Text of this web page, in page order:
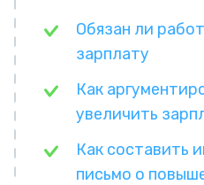
Обязан ли
зарплату
Как
увеличить
Как составить
письмо о